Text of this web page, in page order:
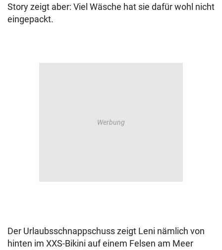
Story zeigt aber: Viel Wäsche hat sie dafür wohl nicht
eingepackt.
Der Urlaubsschnappschuss zeigt Leni nämlich von
hinten im XXS-Bikini auf einem Felsen am Meer